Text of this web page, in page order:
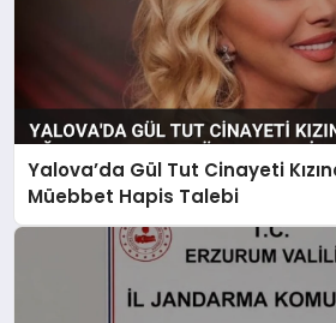
Yalova’da Gül Tut Cinayeti
Müebbet Hapis Talebi